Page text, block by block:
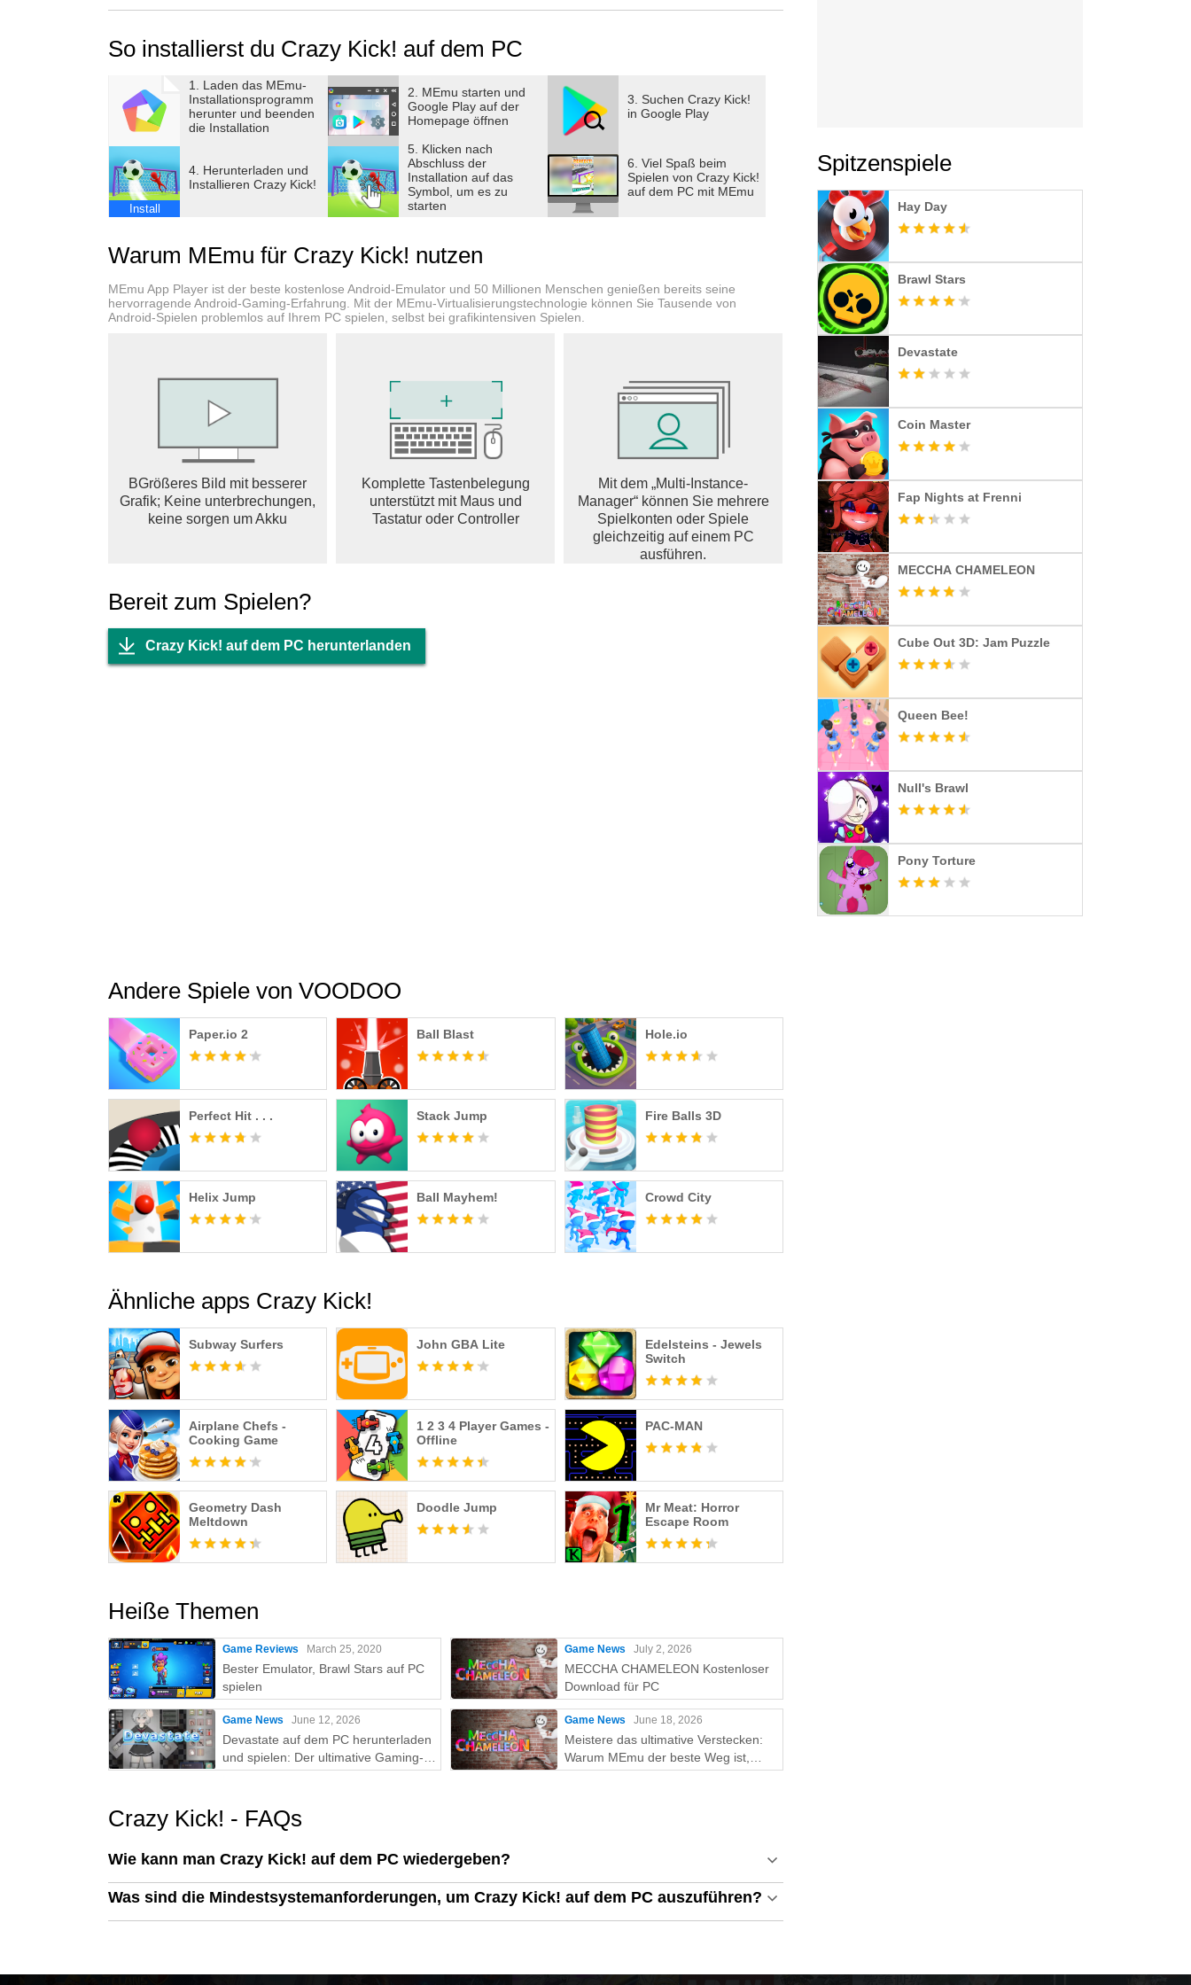
So installierst du Crazy Kick! auf dem PC
1. Laden das MEmu-
Installationsprogramm
herunter und beenden
die Installation
2. MEmu starten und
Google Play auf der
Homepage öffnen
3. Suchen Crazy Kick!
in Google Play
Install
4. Herunterladen und
Installieren Crazy Kick!
5. Klicken nach
Abschluss der
Installation auf das
Symbol, um es zu
starten
6. Viel Spaß beim
Spielen von Crazy Kick!
auf dem PC mit MEmu
Warum MEmu für Crazy Kick! nutzen
MEmu App Player ist der beste kostenlose Android-Emulator und 50 Millionen Menschen genießen bereits seine
hervorragende Android-Gaming-Erfahrung. Mit der MEmu-Virtualisierungstechnologie können Sie Tausende von
Android-Spielen problemlos auf Ihrem PC spielen, selbst bei grafikintensiven Spielen.
BGrößeres Bild mit besserer
Grafik; Keine unterbrechungen,
keine sorgen um Akku
Komplette Tastenbelegung
unterstützt mit Maus und
Tastatur oder Controller
Mit dem „Multi-Instance-
Manager“ können Sie mehrere
Spielkonten oder Spiele
gleichzeitig auf einem PC
ausführen.
Bereit zum Spielen?
Crazy Kick! auf dem PC herunterlanden
Andere Spiele von VOODOO
Paper.io 2 Ball Blast Hole.io
Perfect Hit . . . Stack Jump Fire Balls 3D
Helix Jump Ball Mayhem! Crowd City
Ähnliche apps Crazy Kick!
Subway Surfers John GBA Lite
Edelsteins - Jewels
Switch
Airplane Chefs -
Cooking Game
1 2 3 4 Player Games -
Offline
PAC-MAN
Geometry Dash
Meltdown
Doodle Jump
Mr Meat: Horror
Escape Room
Heiße Themen
Game Reviews March 25, 2020
Bester Emulator, Brawl Stars auf PC
spielen
Game News June 12, 2026
Devastate auf dem PC herunterladen
und spielen: Der ultimative Gaming-
Guide mit MEmu Play
Game News July 2, 2026
MECCHA CHAMELEON Kostenloser
Download für PC
Game News June 18, 2026
Meistere das ultimative Verstecken:
Warum MEmu der beste Weg ist,
MECCHA CHAMELEON auf dem PC
Crazy Kick! - FAQs
Wie kann man Crazy Kick! auf dem PC wiedergeben?
Was sind die Mindestsystemanforderungen, um Crazy Kick! auf dem PC auszuführen?
Spitzenspiele
Hay Day
Brawl Stars
Devastate
Coin Master
Fap Nights at Frenni
MECCHA CHAMELEON
Cube Out 3D: Jam Puzzle
Queen Bee!
Null's Brawl
Pony Torture